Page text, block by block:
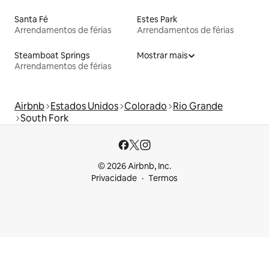
Santa Fé
Arrendamentos de férias
Estes Park
Arrendamentos de férias
Steamboat Springs
Arrendamentos de férias
Mostrar mais
Airbnb Estados Unidos Colorado Rio Grande
South Fork
© 2026 Airbnb, Inc.
Privacidade
Termos